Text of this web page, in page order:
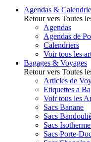
Agendas &
Retour vers Toutes
Agendas
Agendas de
Calendriers
Voir tous les
Bagages & Voyages
Retour vers Toutes
Articles de
Etiquettes a
Voir tous les
Sacs Banane
Sacs
Sacs
Sacs Porte-